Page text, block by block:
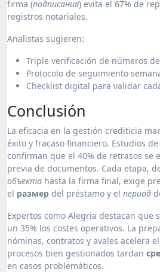
firma (подписания) evita el 67% de
registros notariales.
Analistas sugieren:
Triple verificación de números
Protocolo de seguimiento
Checklist digital para validar
Conclusión
La eficacia en la gestión crediticia
éxito y fracaso financiero. Estudios de
confirman que el 40% de retrasos se
previa de documentos. Cada etapa,
объекта hasta la firma final, exige
el размер del préstamo y el период
Expertos como Alegria destacan que
un 35% los costes operativos. La
nóminas, contratos y avales acelera el
procesos bien gestionados tardan
en casos problemáticos.